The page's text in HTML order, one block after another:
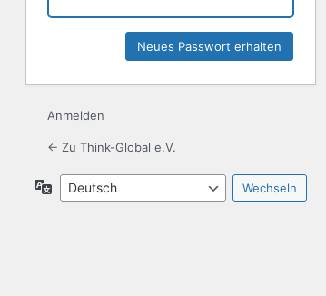
Anmelden
← Zu Think-Global e.V.
Sprache